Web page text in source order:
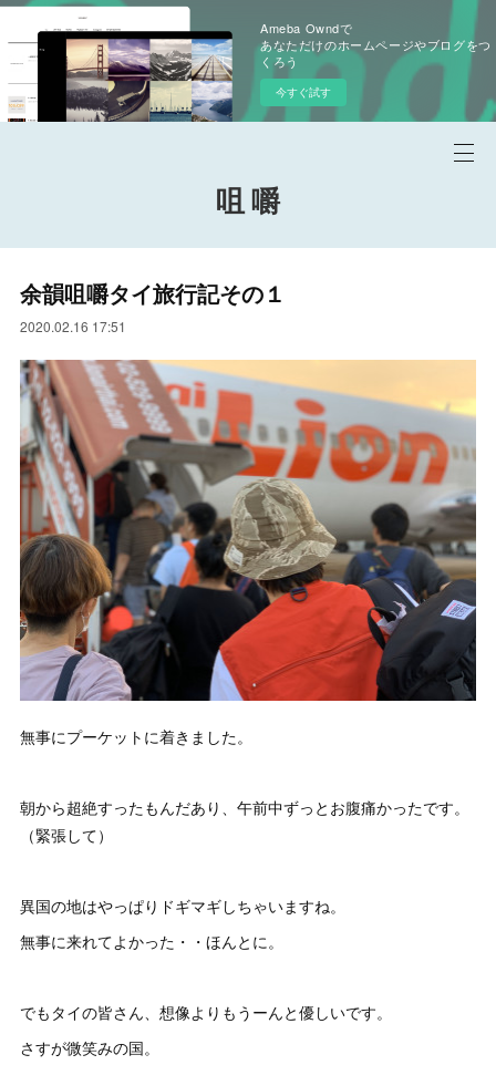
Ameba Owndで
あなただけのホームページやブログをつ
くろう
今すぐ試す
咀 嚼
余韻咀嚼タイ旅行記その１
2020.02.16 17:51
無事にプーケットに着きました。
朝から超絶すったもんだあり、午前中ずっとお腹痛かったです。
（緊張して）
異国の地はやっぱりドギマギしちゃいますね。
無事に来れてよかった・・ほんとに。
でもタイの皆さん、想像よりもうーんと優しいです。
さすが微笑みの国。